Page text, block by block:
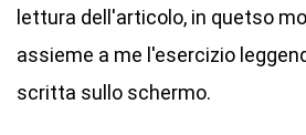
lettura dell'articolo, in quetso
assieme a me l'esercizio
scritta sullo schermo.